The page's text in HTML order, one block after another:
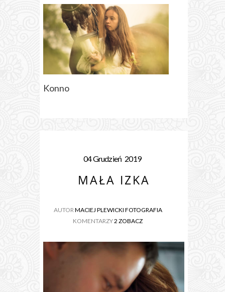
Konno
04Grudzień 2019
MAŁA IZKA
AUTORMACIEJ PLEWICKI FOTOGRAFIA
KOMENTARZY2 ZOBACZ